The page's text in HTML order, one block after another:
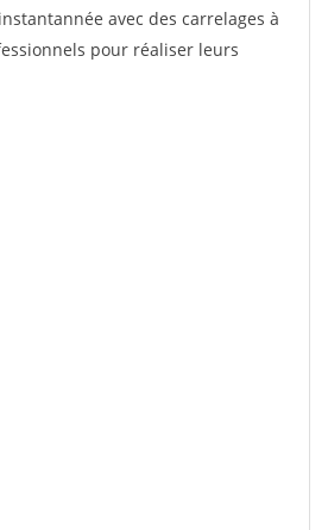
avec des carrelages à
pour réaliser leurs